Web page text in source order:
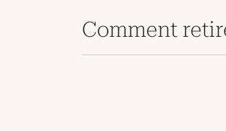
Comment